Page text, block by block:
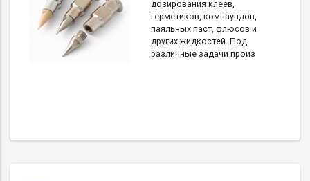
дозирования клеев,
герметиков, компаундов,
паяльных паст, флюсов и
других жидкостей. Под
различные задачи произ